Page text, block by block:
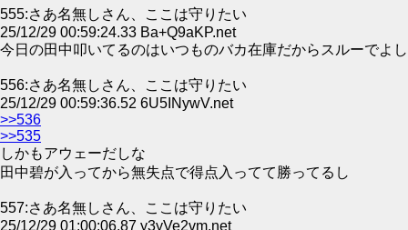
555:さあ名無しさん、ここは守りたい
25/12/29 00:59:24.33 Ba+Q9aKP.net
今日の田中叩いてるのはいつものバカ在庫だからスルーでよし
556:さあ名無しさん、ここは守りたい
25/12/29 00:59:36.52 6U5INywV.net
>>536
>>535
しかもアウェーだしな
田中碧が入ってから無失点で得点入ってて勝ってるし
557:さあ名無しさん、ここは守りたい
25/12/29 01:00:06.87 y3yVe2vm.net